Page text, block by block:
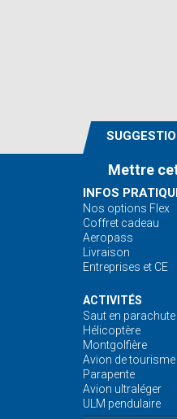
Mettre
INFOS
Nos options Flex
Coffret cadeau
Aeropass
Livraison
Entreprises et CE
ACTIVITÉS
Saut en
Hélicoptère
Montgolfière
Avion de tourisme
Parapente
Avion ultraléger
ULM pendulaire